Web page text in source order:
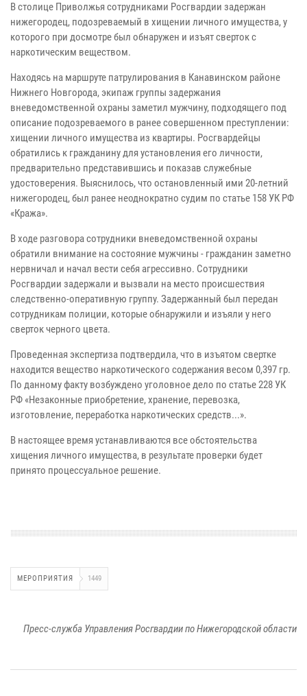
В столице Приволжья сотрудниками Росгвардии задержан
нижегородец, подозреваемый в хищении личного имущества, у
которого при досмотре был обнаружен и изъят сверток с
наркотическим веществом.
Находясь на маршруте патрулирования в Канавинском районе
Нижнего Новгорода, экипаж группы задержания
вневедомственной охраны заметил мужчину, подходящего под
описание подозреваемого в ранее совершенном преступлении:
хищении личного имущества из квартиры. Росгвардейцы
обратились к гражданину для установления его личности,
предварительно представившись и показав служебные
удостоверения. Выяснилось, что остановленный ими 20-летний
нижегородец, был ранее неоднократно судим по статье 158 УК РФ
«Кража».
В ходе разговора сотрудники вневедомственной охраны
обратили внимание на состояние мужчины - гражданин заметно
нервничал и начал вести себя агрессивно. Сотрудники
Росгвардии задержали и вызвали на место происшествия
следственно-оперативную группу. Задержанный был передан
сотрудникам полиции, которые обнаружили и изъяли у него
сверток черного цвета.
Проведенная экспертиза подтвердила, что в изъятом свертке
находится вещество наркотического содержания весом 0,397 гр.
По данному факту возбуждено уголовное дело по статье 228 УК
РФ «Незаконные приобретение, хранение, перевозка,
изготовление, переработка наркотических средств...».
В настоящее время устанавливаются все обстоятельства
хищения личного имущества, в результате проверки будет
принято процессуальное решение.
МЕРОПРИЯТИЯ 1449
Пресс-служба Управления Росгвардии по Нижегородской области